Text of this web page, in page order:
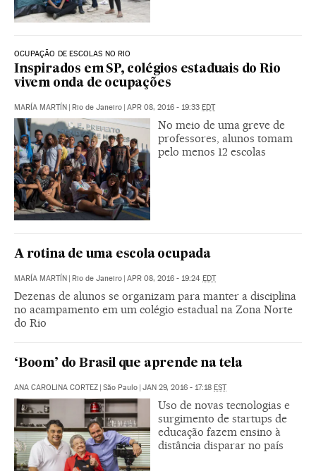
OCUPAÇÃO DE ESCOLAS NO RIO
Inspirados em SP, colégios estaduais do Rio
vivem onda de ocupações
MARÍA MARTÍN Rio de Janeiro APR 08, 2016 - 19:33 EDT
No meio de uma greve de
professores, alunos tomam
pelo menos 12 escolas
A rotina de uma escola ocupada
MARÍA MARTÍN Rio de Janeiro APR 08, 2016 - 19:24 EDT
Dezenas de alunos se organizam para manter a disciplina
no acampamento em um colégio estadual na Zona Norte
do Rio
‘Boom’ do Brasil que aprende na tela
ANA CAROLINA CORTEZ São Paulo JAN 29, 2016 - 17:18 EST
Uso de novas tecnologias e
surgimento de startups de
educação fazem ensino à
distância disparar no país